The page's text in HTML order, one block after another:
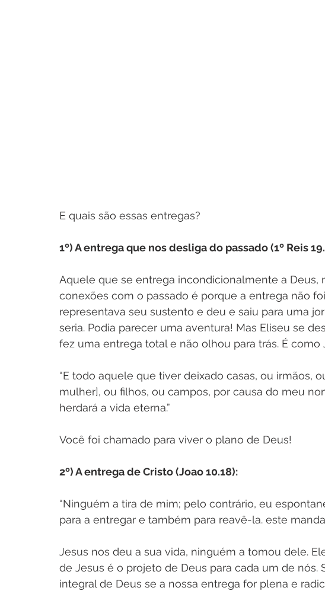
E quais são essas entregas?
1º) A entrega que nos desliga do passado (1º Reis
Aquele que se entrega incondicionalmente a Deus,
conexões com o passado é porque a entrega não
representava seu sustento e deu e saiu para uma
seria. Podia parecer uma aventura! Mas Eliseu se
fez uma entrega total e não olhou para trás. É como
“E todo aquele que tiver deixado casas, ou irmãos,
mulher], ou filhos, ou campos, por causa do meu
herdará a vida eterna.”
Você foi chamado para viver o plano de Deus!
2º) A entrega de Cristo (Joao 10.18):
“Ninguém a tira de mim; pelo contrário, eu
para a entregar e também para reavê-la. este
Jesus nos deu a sua vida, ninguém a tomou dele.
de Jesus é o projeto de Deus para cada um de
integral de Deus se a nossa entrega for plena e